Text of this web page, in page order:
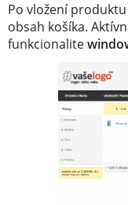
Po vložení
obsah košíka.
funkcionalite